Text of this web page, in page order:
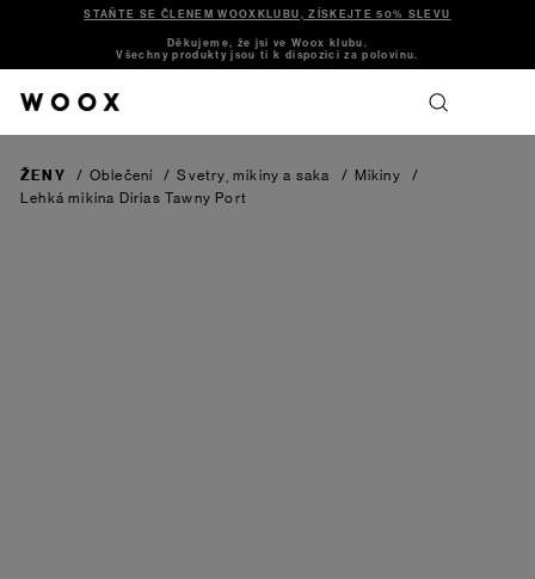
STAŇTE SE ČLENEM WOOXKLUBU, ZÍSKEJTE 50% SLEVU
Děkujeme, že jsi ve Woox klubu.
Všechny produkty jsou ti k dispozici za polovinu.
ŽENY / Oblečení / Svetry, mikiny a saka / Mikiny
/
Lehká mikina Dirias Tawny Port